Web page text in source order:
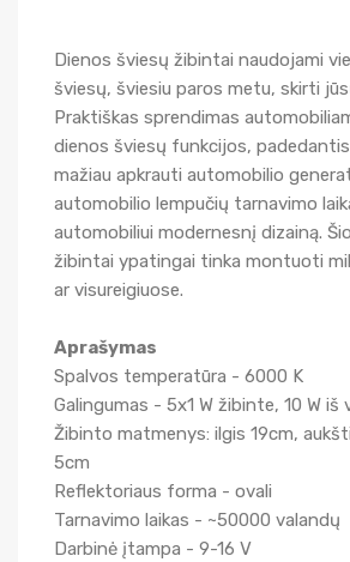
Dienos šviesų žibintai naudojami
šviesų, šviesiu paros metu, skirti
Praktiškas sprendimas
dienos šviesų funkcijos,
mažiau apkrauti automobilio
automobilio lempučių tarnavimo
automobiliui modernesnį dizainą.
žibintai ypatingai tinka montuoti
ar visureigiuose.
Aprašymas
Spalvos temperatūra - 6000 K
Galingumas - 5x1 W žibinte, 10 W iš
Žibinto matmenys: ilgis 19cm,
5cm
Reflektoriaus forma - ovali
Tarnavimo laikas - ~50000 valandų
Darbinė įtampa - 9-16 V